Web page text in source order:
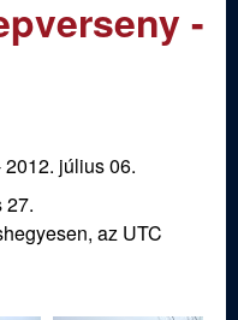
-
2012. július 06.
27.
az UTC